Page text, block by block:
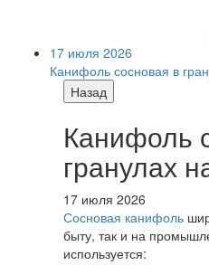
17 июля 2026
Канифоль сосновая в
Назад
Канифоль
гранулах
17 июля 2026
Сосновая канифоль
быту, так и на
используется: